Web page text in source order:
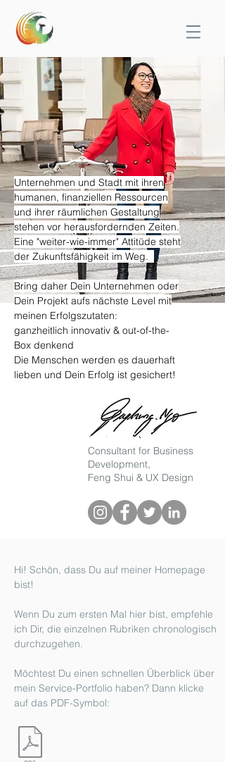
Unternehmen und Stadt mit ihren
humanen, finanziellen Ressourcen
und ihrer räumlichen Gestaltung
stehen vor herausfordernden Zeiten.
Eine "weiter-wie-immer" Attitüde steht
der Zukunftsfähigkeit im Weg.
Bring daher Dein Unternehmen oder
Dein Projekt aufs nächste Level mit
meinen Erfolgszutaten:
ganzheitlich innovativ & out-of-the-
Box denkend
Die Menschen werden es dauerhaft
lieben und Dein Erfolg ist gesichert!
Consultant for Business
Development,
Feng Shui & UX Design
Hi! Schön, dass Du auf meiner Homepage
bist!
Wenn Du zum ersten Mal hier bist, empfehle
ich Dir, die einzelnen Rubriken chronologisch
durchzugehen.
Möchtest Du einen schnellen Überblick über
mein Service-Portfolio haben? Dann klicke
auf das PDF-Symbol: